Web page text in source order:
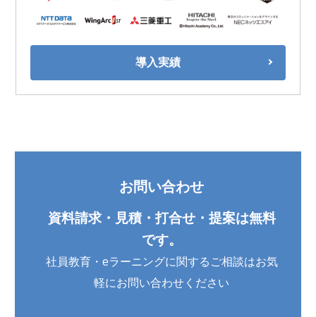
導入実績
お問い合わせ
資料請求・見積・打合せ・提案は無料
です。
社員教育・eラーニングに関するご相談はお気
軽にお問い合わせください